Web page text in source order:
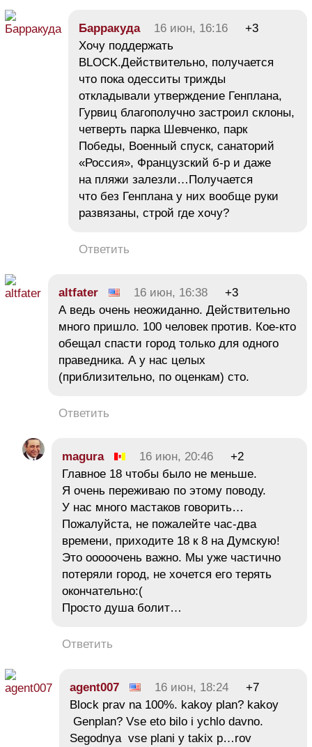
Барракуда 16 июн, 16:16
+3
Хочу поддержать
BLOCK.Действительно, получается
что пока одесситы трижды
откладывали утверждение Генплана,
Гурвиц благополучно застроил склоны,
четверть парка Шевченко, парк
Победы, Военный спуск, санаторий
«Россия», Французский б-р и даже
на пляжи залезли…Получается
что без Генплана у них вообще руки
развязаны, строй где хочу?
Ответить
altfater 16 июн, 16:38
+3
А ведь очень неожиданно. Действительно
много пришло. 100 человек против. Кое-кто
обещал спасти город только для одного
праведника. А у нас целых
(приблизительно, по оценкам) сто.
Ответить
magura 16 июн, 20:46
+2
Главное 18 чтобы было не меньше.
Я очень переживаю по этому поводу.
У нас много мастаков говорить…
Пожалуйста, не пожалейте час-два
времени, приходите 18 к 8 на Думскую!
Это ооооочень важно. Мы уже частично
потеряли город, не хочется его терять
окончательно:(
Просто душа болит…
Ответить
agent007 16 июн, 18:24
+7
Block prav na 100%. kakoy plan? kakoy
Genplan? Vse eto bilo i ychlo davno.
Segodnya vse plani y takix p…rov